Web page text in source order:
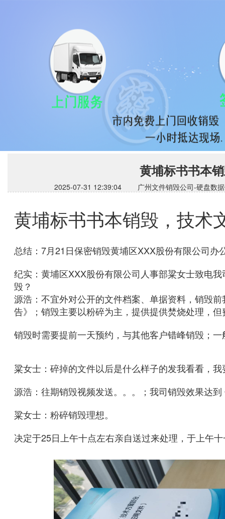
黄埔标书书本
2025-07-31 12:39:04 广州文件销毁公司-硬盘数
黄埔标书书本销毁，技术
总结：7月21日保密销毁黄埔区XXX股份有限公司
纪实：黄埔区XXX股份有限公司人事部粱女士致电
毁？
源浩：不宜外对公开的文件档案、单据资料，销毁
告》；销毁主要以粉碎为主，提供提供焚烧处理，
销毁时需要提前一天预约，与其他客户错峰销毁；
粱女士：碎掉的文件以后是什么样子的发我看看，
源浩：往期销毁视频发送。。。；我司销毁效果达
粱女士：粉碎销毁理想。
决定于25日上午十点左右亲自送过来处理，于上午